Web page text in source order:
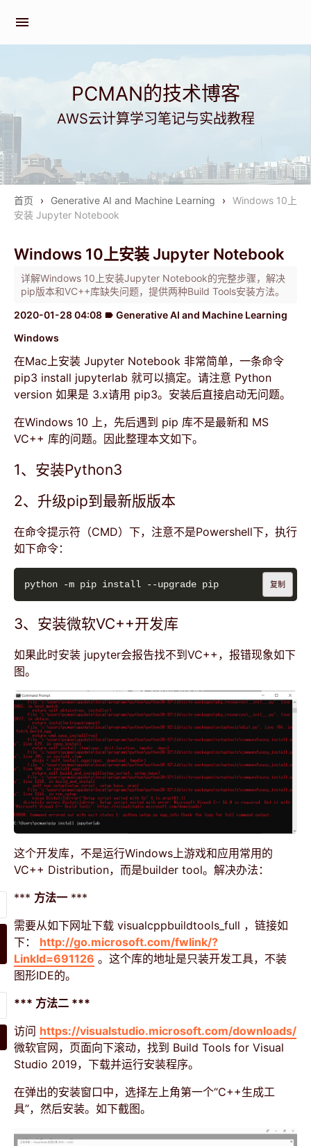
menu
PCMAN的技术博客
AWS云计算学习笔记与实战教程
首页 › Generative AI and Machine Learning ›
Windows 10上
安装 Jupyter Notebook
Windows 10上安装 Jupyter Notebook
详解Windows 10上安装Jupyter Notebook的完整步骤，解决
pip版本和VC++库缺失问题，提供两种Build Tools安装方法。
2020-01-28 04:08 label Generative AI and Machine Learning
Windows
在Mac上安装 Jupyter Notebook 非常简单，一条命令
pip3 install jupyterlab 就可以搞定。请注意 Python
version 如果是 3.x请用 pip3。安装后直接启动无问题。
在Windows 10 上，先后遇到 pip 库不是最新和 MS
VC++ 库的问题。因此整理本文如下。
1、安装Python3
2、升级pip到最新版版本
在命令提示符（CMD）下，注意不是Powershell下，执行
如下命令：
复制
3、安装微软VC++开发库
如果此时安装 jupyter会报告找不到VC++，报错现象如下
图。
这个开发库，不是运行Windows上游戏和应用常用的
VC++ Distribution，而是builder tool。解决办法：
*** 方法一 ***
需要从如下网址下载 visualcppbuildtools_full ，链接如
下： http://go.microsoft.com/fwlink/?
LinkId=691126 。这个库的地址是只装开发工具，不装
图形IDE的。
*** 方法二 ***
访问 https://visualstudio.microsoft.com/downloads/
微软官网，页面向下滚动，找到 Build Tools for Visual
Studio 2019，下载并运行安装程序。
在弹出的安装窗口中，选择左上角第一个“C++生成工
具”，然后安装。如下截图。